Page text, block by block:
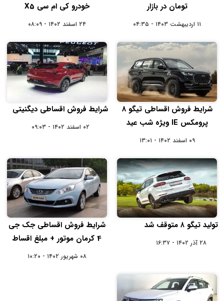
تومان در بازار
۱۱ اردیبهشت ۱۴۰۳ - ۰۴:۳۵
خودرو کی ام سی X5
۲۴ اسفند ۱۴۰۲ - ۰۸:۰۹
شرایط فروش اقساطی تیگو 8
پرومکس IE ویژه شب عید
۰۹ اسفند ۱۴۰۲ - ۱۳:۰۱
شرایط فروش اقساطی دیگنیتی
۰۲ اسفند ۱۴۰۲ - ۰۹:۰۳
تولید تیگو ٨ متوقف شد
۲۸ آذر ۱۴۰۲ - ۱۶:۳۷
شرایط فروش اقساطی جک جی
4 کرمان موتور + مبلغ اقساط
۰۸ شهریور ۱۴۰۲ - ۱۰:۲۰